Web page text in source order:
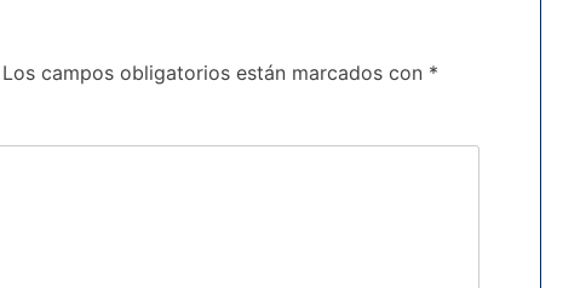
Los campos obligatorios están marcados con *